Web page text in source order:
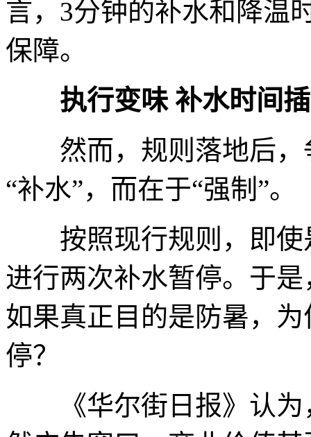
言，3分钟的补水和降温
保障。
执行变味 补水时间
然而，规则落地后，
“补水”，而在于“强制”。
按照现行规则，即使
进行两次补水暂停。于
如果真正目的是防暑，
停？
《华尔街日报》认为